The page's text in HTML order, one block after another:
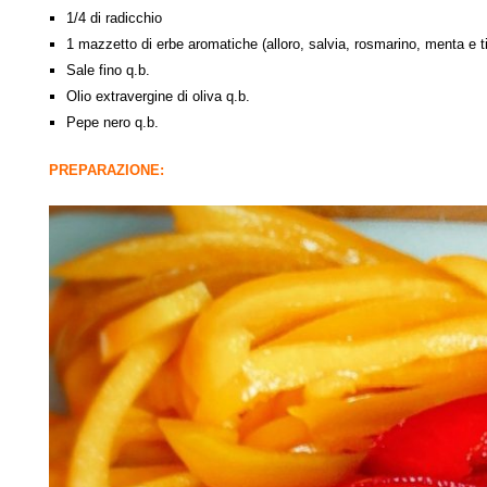
1/4 di radicchio
1 mazzetto di erbe aromatiche (alloro, salvia, rosmarino, menta e
Sale fino q.b.
Olio extravergine di oliva q.b.
Pepe nero q.b.
PREPARAZIONE: